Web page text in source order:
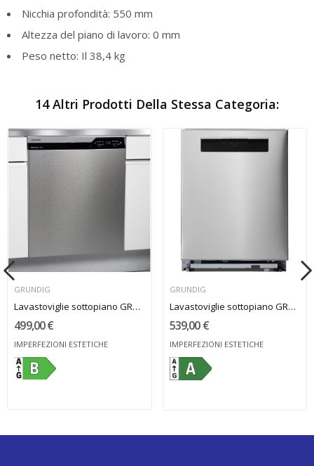
Nicchia profondità: 550 mm
Altezza del piano di lavoro: 0 mm
Peso netto: Il 38,4 kg
14 Altri Prodotti Della Stessa Categoria:
GRUNDIG
Lavastoviglie sottopiano GRUNDIG pannello...
499,00 €
IMPERFEZIONI ESTETICHE
GRUNDIG
Lavastoviglie sottopiano GRUNDIG pannello...
539,00 €
IMPERFEZIONI ESTETICHE